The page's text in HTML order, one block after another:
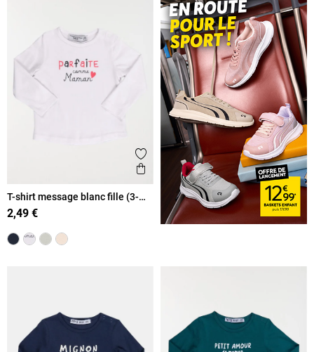
Ajouter aux favoris
Aperçu rapide
T-shirt message blanc fille (3-
36M)
2,49 €